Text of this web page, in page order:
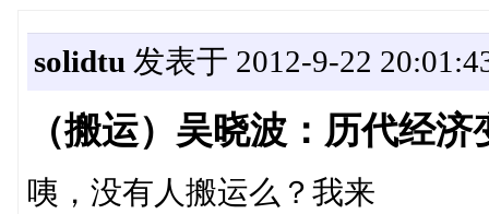
solidtu 发表于 2012-9-22
（搬运）吴晓波：历代经济
咦，没有人搬运么？我来